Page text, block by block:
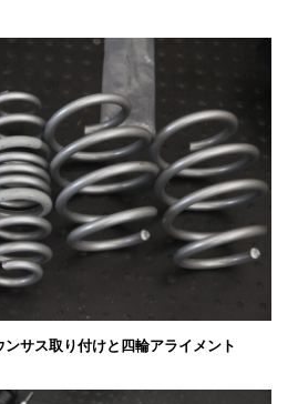
サス取り付けと四輪アライメント